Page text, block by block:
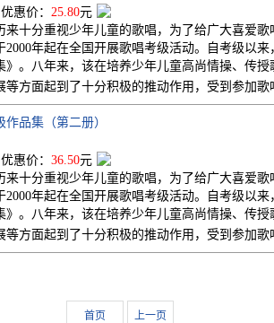
惠价： 25.80元
来十分重视少年儿童的歌唱，为了给广大喜爱
2000年起在全国开展歌唱考级活动。自考级以
》。八年来，该在培养少年儿童高尚情操、传
等方面起到了十分积极的推动作用，受到参加
作品集（第二册）
惠价： 36.50元
来十分重视少年儿童的歌唱，为了给广大喜爱
2000年起在全国开展歌唱考级活动。自考级以
》。八年来，该在培养少年儿童高尚情操、传
等方面起到了十分积极的推动作用，受到参加
首页 上一页